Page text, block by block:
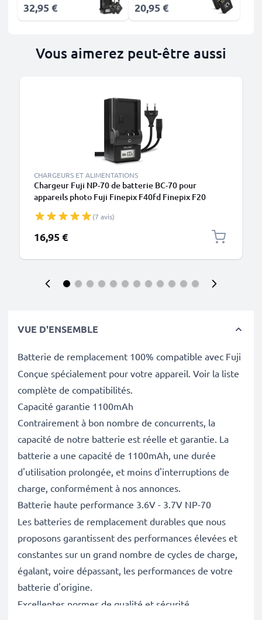
32,95 € 20,95 €
Vous aimerez peut-être aussi
CHARGEURS ET ALIMENTATIONS
Chargeur Fuji NP-70 de batterie BC-70 pour
appareils photo Fuji Finepix F40fd Finepix F20
(7 avis)
16,95 €
VUE D'ENSEMBLE
Batterie de remplacement 100% compatible avec Fuji
Conçue spécialement pour votre appareil. Voir la liste
complète de compatibilités.
Capacité garantie 1100mAh
Contrairement à bon nombre de concurrents, la
capacité de notre batterie est réelle et garantie. La
batterie a une capacité de 1100mAh, une durée
d'utilisation prolongée, et moins d'interruptions de
charge, conformément à nos annonces.
Batterie haute performance 3.6V - 3.7V NP-70
Les batteries de remplacement durables que nous
proposons garantissent des performances élevées et
constantes sur un grand nombre de cycles de charge,
égalant, voire dépassant, les performances de votre
batterie d'origine.
Excellentes normes de qualité et sécurité